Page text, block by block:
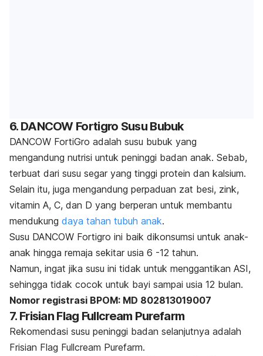
6. DANCOW Fortigro Susu Bubuk
DANCOW FortiGro adalah susu bubuk yang
mengandung nutrisi untuk peninggi badan anak. Sebab,
terbuat dari susu segar yang tinggi protein dan kalsium.
Selain itu, juga mengandung perpaduan zat besi, zink,
vitamin A, C, dan D yang berperan untuk membantu
mendukung daya tahan tubuh anak.
Susu DANCOW Fortigro ini baik dikonsumsi untuk anak-
anak hingga remaja sekitar usia 6 -12 tahun.
Namun, ingat jika susu ini tidak untuk menggantikan ASI,
sehingga tidak cocok untuk bayi sampai usia 12 bulan.
Nomor registrasi BPOM: MD 802813019007
7. Frisian Flag Fullcream Purefarm
Rekomendasi susu peninggi badan selanjutnya adalah
Frisian Flag Fullcream Purefarm.